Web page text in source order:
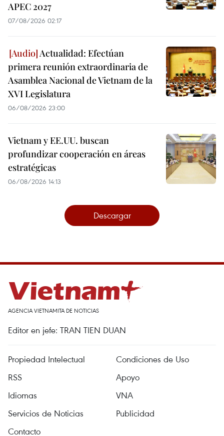
APEC 2027
07/08/2026 02:17
Actualidad: Efectúan
primera reunión extraordinaria de
Asamblea Nacional de Vietnam de la
XVI Legislatura
06/08/2026 23:00
Vietnam y EE.UU. buscan
profundizar cooperación en áreas
estratégicas
06/08/2026 14:13
Descargar
AGENCIA VIETNAMITA DE NOTICIAS
Editor en jefe: TRAN TIEN DUAN
Propiedad Intelectual
Condiciones de Uso
RSS
Apoyo
Idiomas
VNA
Servicios de Noticias
Publicidad
Contacto